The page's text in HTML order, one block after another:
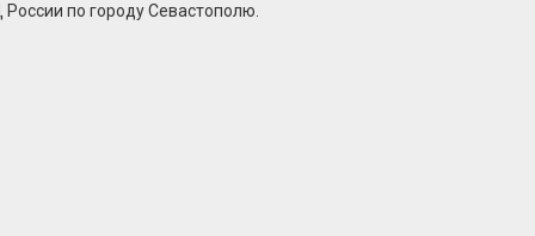
по городу Севастополю.